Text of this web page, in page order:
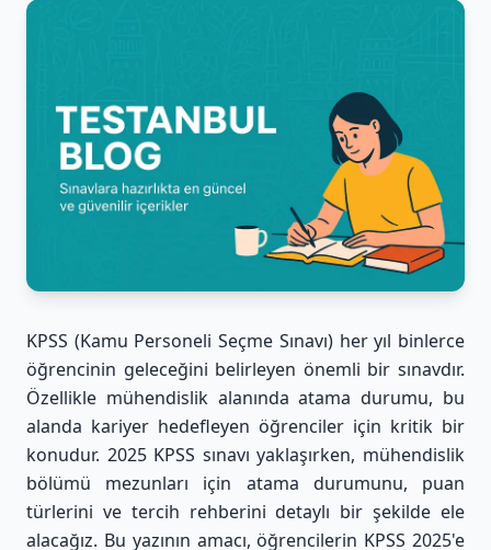
KPSS (Kamu Personeli Seçme Sınavı) her yıl binlerce
öğrencinin geleceğini belirleyen önemli bir sınavdır.
Özellikle mühendislik alanında atama durumu, bu
alanda kariyer hedefleyen öğrenciler için kritik bir
konudur. 2025 KPSS sınavı yaklaşırken, mühendislik
bölümü mezunları için atama durumunu, puan
türlerini ve tercih rehberini detaylı bir şekilde ele
alacağız. Bu yazının amacı, öğrencilerin KPSS 2025'e